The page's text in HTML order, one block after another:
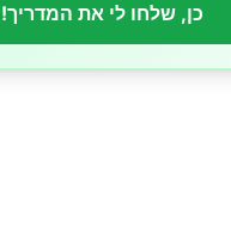
כן, שלחו לי את המדריך!